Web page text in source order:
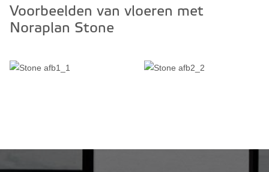
Voorbeelden van vloeren met
Noraplan Stone